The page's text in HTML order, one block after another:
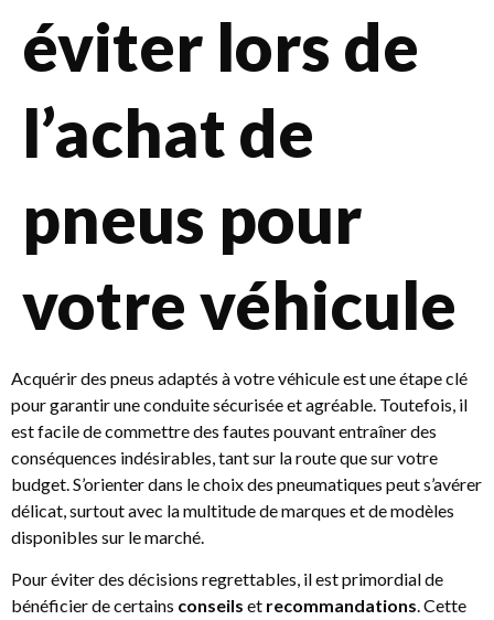
éviter lors de
l’achat de
pneus pour
votre véhicule
Acquérir des pneus adaptés à votre véhicule est une étape clé
pour garantir une conduite sécurisée et agréable. Toutefois, il
est facile de commettre des fautes pouvant entraîner des
conséquences indésirables, tant sur la route que sur votre
budget. S’orienter dans le choix des pneumatiques peut s’avérer
délicat, surtout avec la multitude de marques et de modèles
disponibles sur le marché.
Pour éviter des décisions regrettables, il est primordial de
bénéficier de certains conseils et recommandations. Cette